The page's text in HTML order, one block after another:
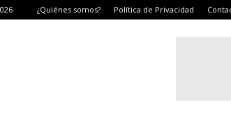
¿Quiénes somos? Política de Privacidad